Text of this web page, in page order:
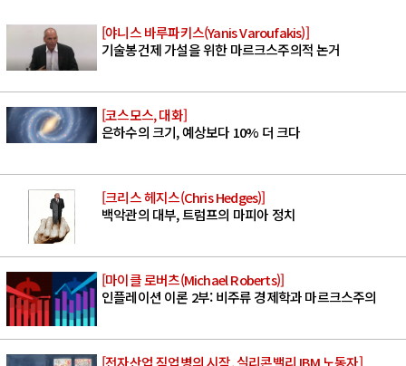
[야니스 바루파키스(Yanis Varoufakis)]
기술봉건제 가설을 위한 마르크스주의적 논거
[코스모스, 대화]
은하수의 크기, 예상보다 10% 더 크다
[크리스 헤지스(Chris Hedges)]
백악관의 대부, 트럼프의 마피아 정치
[마이클 로버츠(Michael Roberts)]
인플레이션 이론 2부: 비주류 경제학과 마르크스주의
[전자산업 직업병의 시작, 실리콘밸리 IBM 노동자]